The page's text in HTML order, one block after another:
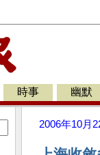
時事 幽默
2006年10月